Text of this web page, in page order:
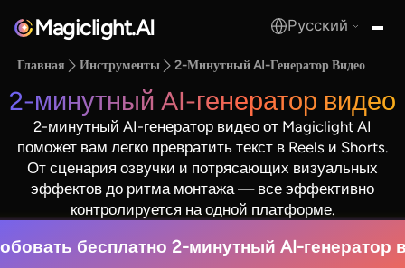
Magiclight.AI Русский
Главная Инструменты 2-Минутный AI-Генератор Видео
2-минутный AI-генератор видео
2-минутный AI-генератор видео от Magiclight AI
поможет вам легко превратить текст в Reels и Shorts.
От сценария озвучки и потрясающих визуальных
эффектов до ритма монтажа — все эффективно
контролируется на одной платформе.
бесплатно 2-минутный AI-генератор